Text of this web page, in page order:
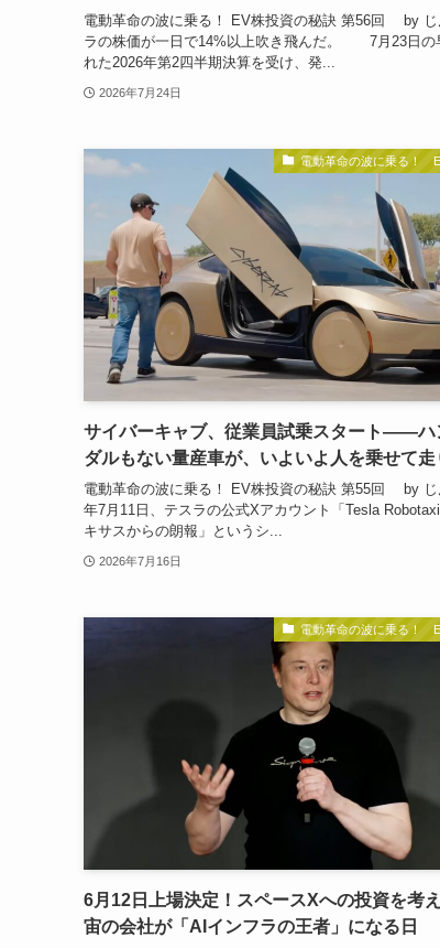
電動革命の波に乗る！ EV株投資の秘訣 第56回 by
ラの株価が一日で14%以上吹き飛んだ。 7月23日の
れた2026年第2四半期決算を受け、発...
2026年7月24日
電動革命の波に乗る！
サイバーキャブ、従業員試乗スタート——ハ
ダルもない量産車が、いよいよ人を乗せて走
電動革命の波に乗る！ EV株投資の秘訣 第55回 by
年7月11日、テスラの公式Xアカウント「Tesla
キサスからの朗報」というシ...
2026年7月16日
電動革命の波に乗る！
6月12日上場決定！スペースXへの投資を
宙の会社が「AIインフラの王者」になる日